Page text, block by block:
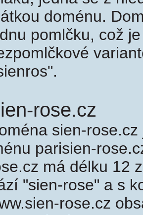
doménu.
pomlčku, což
rose.cz
sien-
parisien-
má délku 12
"sien-rose" a s
rose.cz